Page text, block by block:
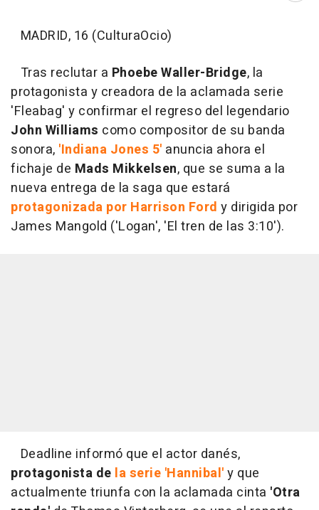
MADRID, 16 (CulturaOcio)
Tras reclutar a Phoebe Waller-Bridge, la
protagonista y creadora de la aclamada serie
'Fleabag' y confirmar el regreso del legendario
John Williams como compositor de su banda
sonora, 'Indiana Jones 5' anuncia ahora el
fichaje de Mads Mikkelsen, que se suma a la
nueva entrega de la saga que estará
protagonizada por Harrison Ford y dirigida por
James Mangold ('Logan', 'El tren de las 3:10').
Deadline informó que el actor danés,
protagonista de la serie 'Hannibal'y que
actualmente triunfa con la aclamada cinta 'Otra